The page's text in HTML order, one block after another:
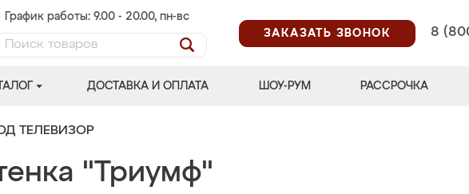
График работы: 9.00 - 20.00, пн-вс
ЗАКАЗАТЬ ЗВОНОК
8
ДОСТАВКА И ОПЛАТА ШОУ-РУМ РАССРОЧКА
ТЕЛЕВИЗОР
"Триумф"